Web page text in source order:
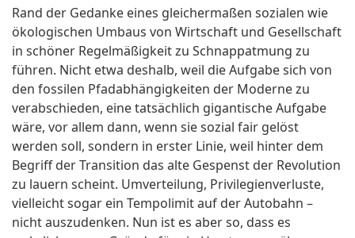
Rand der Gedanke eines gleichermaßen sozialen wie
ökologischen Umbaus von Wirtschaft und Gesellschaft
in schöner Regelmäßigkeit zu Schnappatmung zu
führen. Nicht etwa deshalb, weil die Aufgabe sich von
den fossilen Pfadabhängigkeiten der Moderne zu
verabschieden, eine tatsächlich gigantische Aufgabe
wäre, vor allem dann, wenn sie sozial fair gelöst
werden soll, sondern in erster Linie, weil hinter dem
Begriff der Transition das alte Gespenst der Revolution
zu lauern scheint. Umverteilung, Privilegienverluste,
vielleicht sogar ein Tempolimit auf der Autobahn –
nicht auszudenken. Nun ist es aber so, dass es